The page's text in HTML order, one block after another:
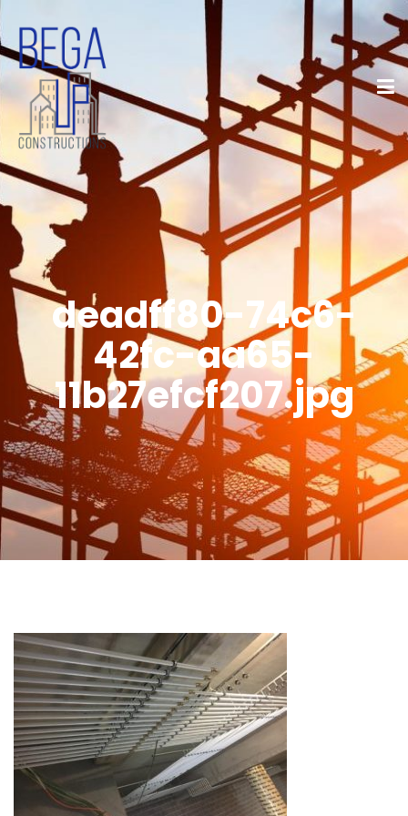
deadff80-74c6-
42fc-aa65-
11b27efcf207.jpg